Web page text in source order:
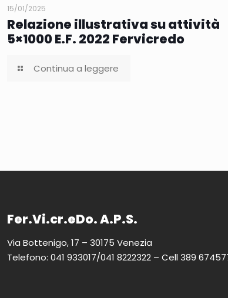
15/01/2025
Relazione illustrativa su attività
5×1000 E.F. 2022 Fervicredo
Continua a leggere
Fer.Vi.cr.eDo. A.P.S.
Via Bottenigo, 17 – 30175 Venezia
Telefono: 041 933017/041 8222322 – Cell 389